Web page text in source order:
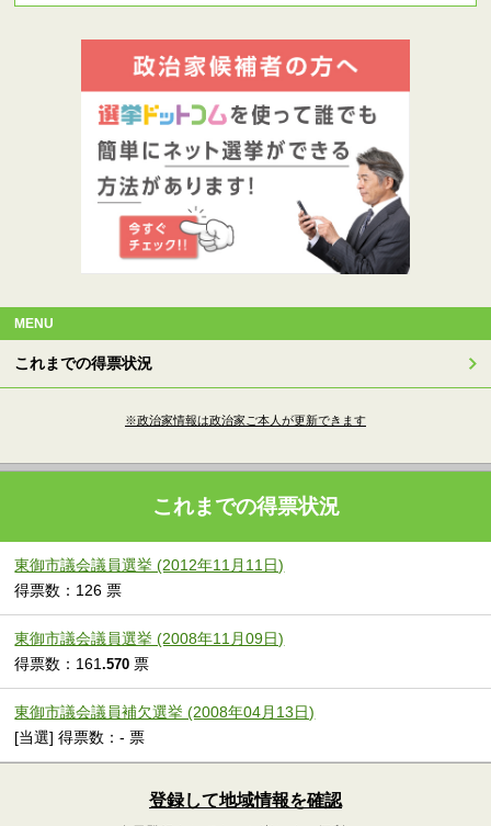
MENU
これまでの得票状況
※政治家情報は政治家ご本人が更新できます
これまでの得票状況
東御市議会議員選挙 (2012年11月11日)
得票数：126 票
東御市議会議員選挙 (2008年11月09日)
得票数：161.570 票
東御市議会議員補欠選挙 (2008年04月13日)
[当選] 得票数：- 票
登録して地域情報を確認